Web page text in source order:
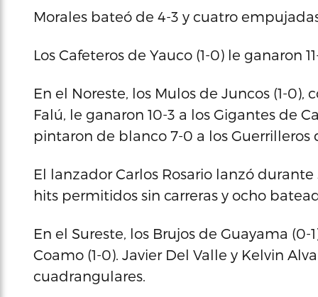
Morales bateó de 4-3 y cuatro
Los Cafeteros de Yauco (1-0) le ganaron
En el Noreste, los Mulos de Juncos (1-
Falú, le ganaron 10-3 a los Gigantes de
pintaron de blanco 7-0 a los Guerrilleros
El lanzador Carlos Rosario lanzó
hits permitidos sin carreras y ocho
En el Sureste, los Brujos de Guayama
Coamo (1-0). Javier Del Valle y Kelvin
cuadrangulares.